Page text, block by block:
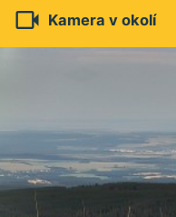
 Kamera v okolí